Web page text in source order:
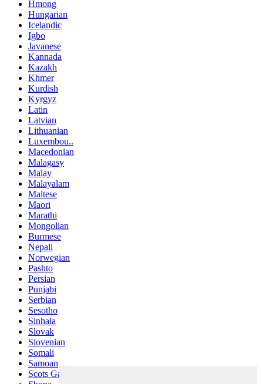
Hmong
Hungarian
Icelandic
Igbo
Javanese
Kannada
Kazakh
Khmer
Kurdish
Kyrgyz
Latin
Latvian
Lithuanian
Luxembou..
Macedonian
Malagasy
Malay
Malayalam
Maltese
Maori
Marathi
Mongolian
Burmese
Nepali
Norwegian
Pashto
Persian
Punjabi
Serbian
Sesotho
Sinhala
Slovak
Slovenian
Somali
Samoan
Scots Gaelic